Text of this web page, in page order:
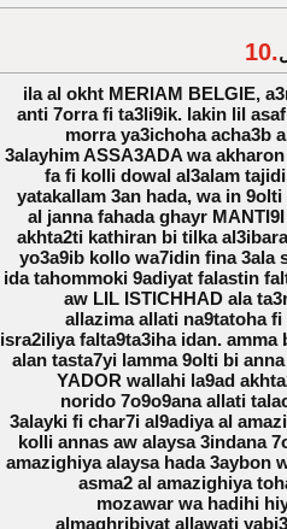
10.
ila al okht MERIAM BELGIE,
anti 7orra fi ta3li9ik. lakin lil
morra ya3ichoha acha3b
3alayhim ASSA3ADA wa
fa fi kolli dowal al3alam
yatakallam 3an hada, wa in
al janna fahada ghayr
akhta2ti kathiran bi tilka
yo3a9ib kollo wa7idin fina 3ala
ida tahommoki 9adiyat falastin
aw LIL ISTICHHAD ala
allazima allati na9tatoha
isra2iliya falta9ta3iha idan.
alan tasta7yi lamma 9olti bi
YADOR wallahi la9ad
norido 7o9o9ana allati
3alayki fi char7i al9adiya al
kolli annas aw alaysa 3indana
amazighiya alaysa hada 3aybon
asma2 al amazighiya
mozawar wa hadihi
almaghribiyat allawati